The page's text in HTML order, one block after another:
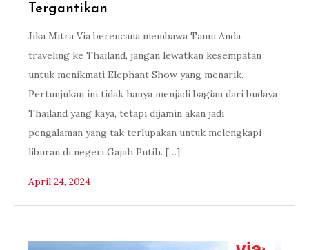
Tergantikan
Jika Mitra Via berencana membawa Tamu Anda
traveling ke Thailand, jangan lewatkan kesempatan
untuk menikmati Elephant Show yang menarik.
Pertunjukan ini tidak hanya menjadi bagian dari budaya
Thailand yang kaya, tetapi dijamin akan jadi
pengalaman yang tak terlupakan untuk melengkapi
liburan di negeri Gajah Putih. […]
April 24, 2024